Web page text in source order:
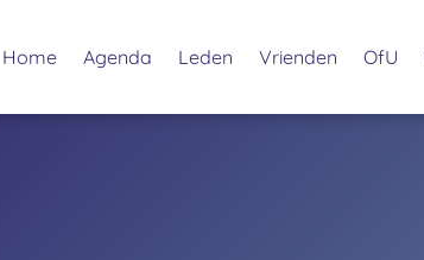
Home Agenda Leden Vrienden OfU